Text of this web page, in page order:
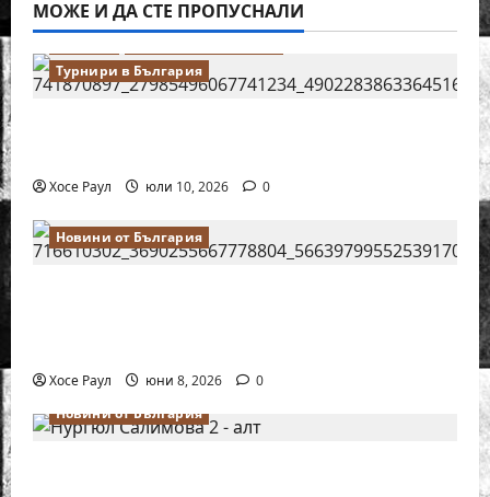
МОЖЕ И ДА СТЕ ПРОПУСНАЛИ
Турнири в България
Хосе Раул юли 10, 2026 0
Новини от България
Хосе Раул юни 8, 2026
0
Новини от България